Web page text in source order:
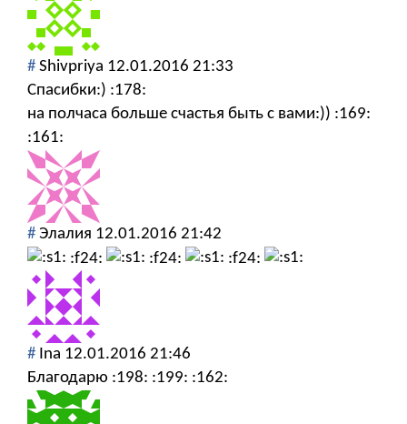
# Shivpriya 12.01.2016 21:33
Спасибки:) :178:
на полчаса больше счастья быть с вами:)) :169:
:161:
# Элалия 12.01.2016 21:42
:f24:
:f24: :f24:
# Ina 12.01.2016 21:46
Благодарю :198: :199: :162: